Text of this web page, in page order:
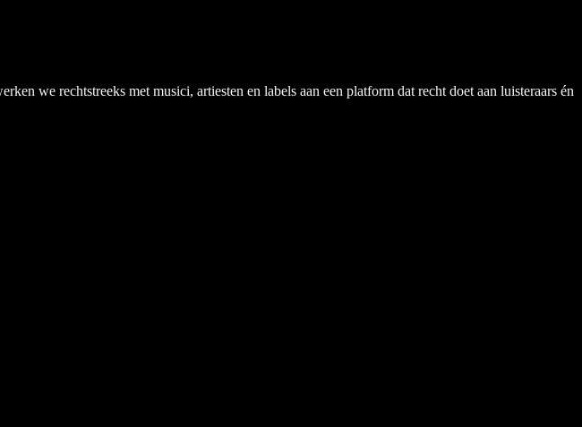
we rechtstreeks met musici, artiesten en labels aan een platform dat recht doet aan luisteraars én